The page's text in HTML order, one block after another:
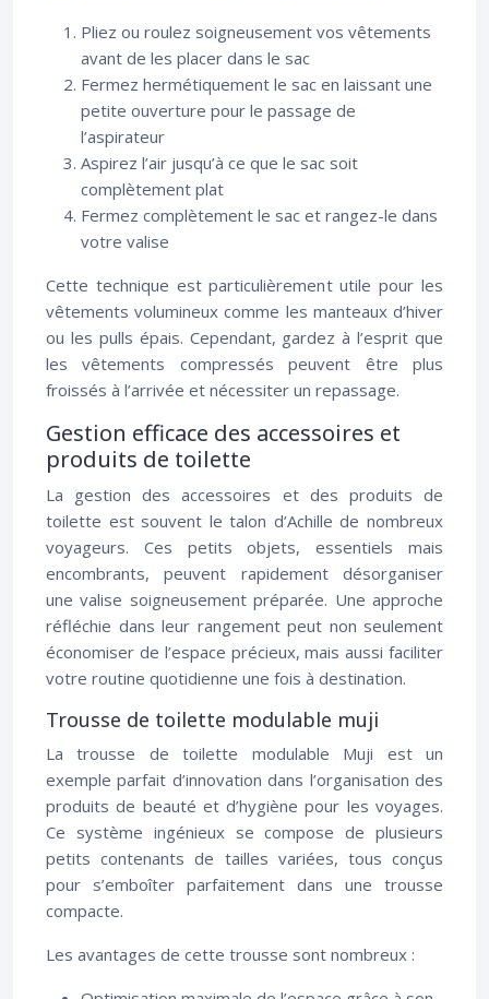
Pliez ou roulez soigneusement vos vêtements
avant de les placer dans le sac
Fermez hermétiquement le sac en laissant une
petite ouverture pour le passage de
l’aspirateur
Aspirez l’air jusqu’à ce que le sac soit
complètement plat
Fermez complètement le sac et rangez-le dans
votre valise
Cette technique est particulièrement utile pour les
vêtements volumineux comme les manteaux d’hiver
ou les pulls épais. Cependant, gardez à l’esprit que
les vêtements compressés peuvent être plus
froissés à l’arrivée et nécessiter un repassage.
Gestion efficace des accessoires et
produits de toilette
La gestion des accessoires et des produits de
toilette est souvent le talon d’Achille de nombreux
voyageurs. Ces petits objets, essentiels mais
encombrants, peuvent rapidement désorganiser
une valise soigneusement préparée. Une approche
réfléchie dans leur rangement peut non seulement
économiser de l’espace précieux, mais aussi faciliter
votre routine quotidienne une fois à destination.
Trousse de toilette modulable muji
La trousse de toilette modulable Muji est un
exemple parfait d’innovation dans l’organisation des
produits de beauté et d’hygiène pour les voyages.
Ce système ingénieux se compose de plusieurs
petits contenants de tailles variées, tous conçus
pour s’emboîter parfaitement dans une trousse
compacte.
Les avantages de cette trousse sont nombreux :